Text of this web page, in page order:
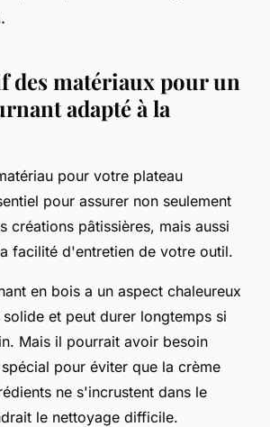
des matériaux pour un
adapté à la
pour votre plateau
pour assurer non seulement
créations pâtissières, mais aussi
facilité d'entretien de votre outil.
en bois a un aspect chaleureux
et peut durer longtemps si
Mais il pourrait avoir besoin
pour éviter que la crème
ne s'incrustent dans le
le nettoyage difficile.